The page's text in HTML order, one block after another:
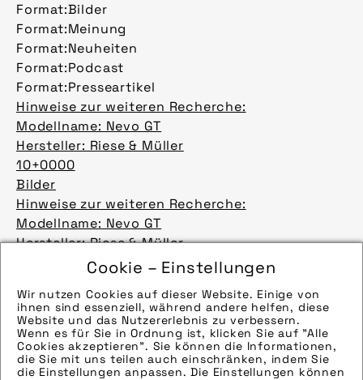
Cookie – Einstellungen
Wir nutzen Cookies auf dieser Website. Einige von
ihnen sind essenziell, während andere helfen, diese
Website und das Nutzererlebnis zu verbessern.
Wenn es für Sie in Ordnung ist, klicken Sie auf "Alle
Cookies akzeptieren". Sie können die Informationen,
die Sie mit uns teilen auch einschränken, indem Sie
die Einstellungen anpassen. Die Einstellungen können
Format:Bilder
Format:Meinung
Format:Neuheiten
Format:Podcast
Format:Presseartikel
Hinweise zur weiteren Recherche:
Modellname: Nevo GT
Hersteller: Riese & Müller
10+0000
Bilder
Hinweise zur weiteren Recherche:
Modellname: Nevo GT
Hersteller: Riese & Müller
Hinweise zur weiteren Recherche:
Modellname: Nevo GT
Hersteller: Riese & Müller
10+0000